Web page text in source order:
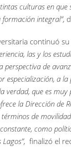
culturas en que
integral”,
continuó
las y los
perspectiva de
especialización, a la
verdad, que es muy
la Dirección de
de
como
finalizó el